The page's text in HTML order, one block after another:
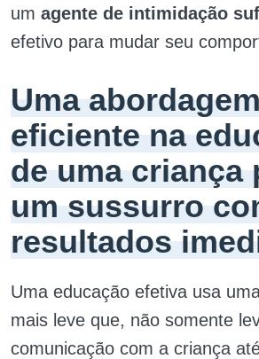
um agente de intimidação
efetivo para mudar seu
Uma
eficiente na
de uma criança
um sussurro
resultados
Uma educação efetiva usa
mais leve que, não somente
comunicação com a criança